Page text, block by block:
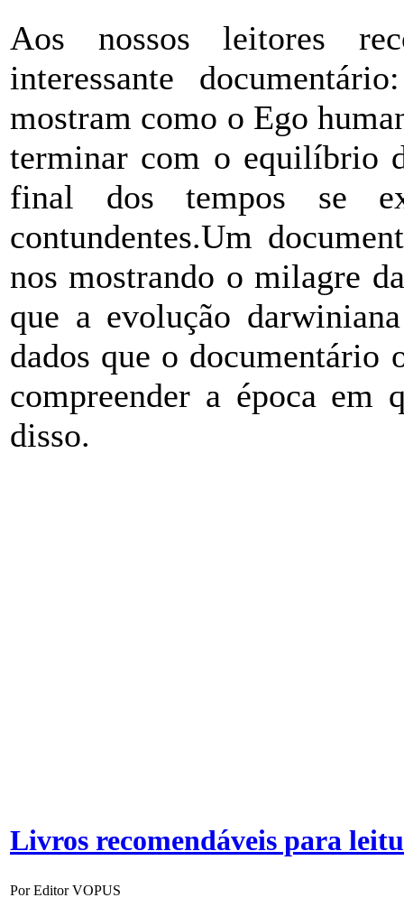
Aos nossos leitores
interessante
mostram como o Ego
terminar com o equilíbrio
final dos tempos se
contundentes.Um
nos mostrando o milagre
que a evolução
dados que o documentário
compreender a época em
disso.
Livros recomendáveis para
Por Editor VOPUS